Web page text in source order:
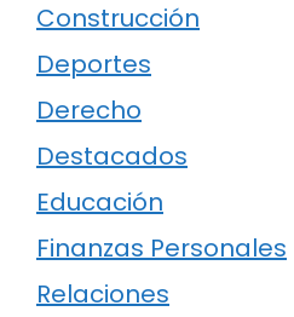
Construcción
Deportes
Derecho
Destacados
Educación
Finanzas Personales
Relaciones